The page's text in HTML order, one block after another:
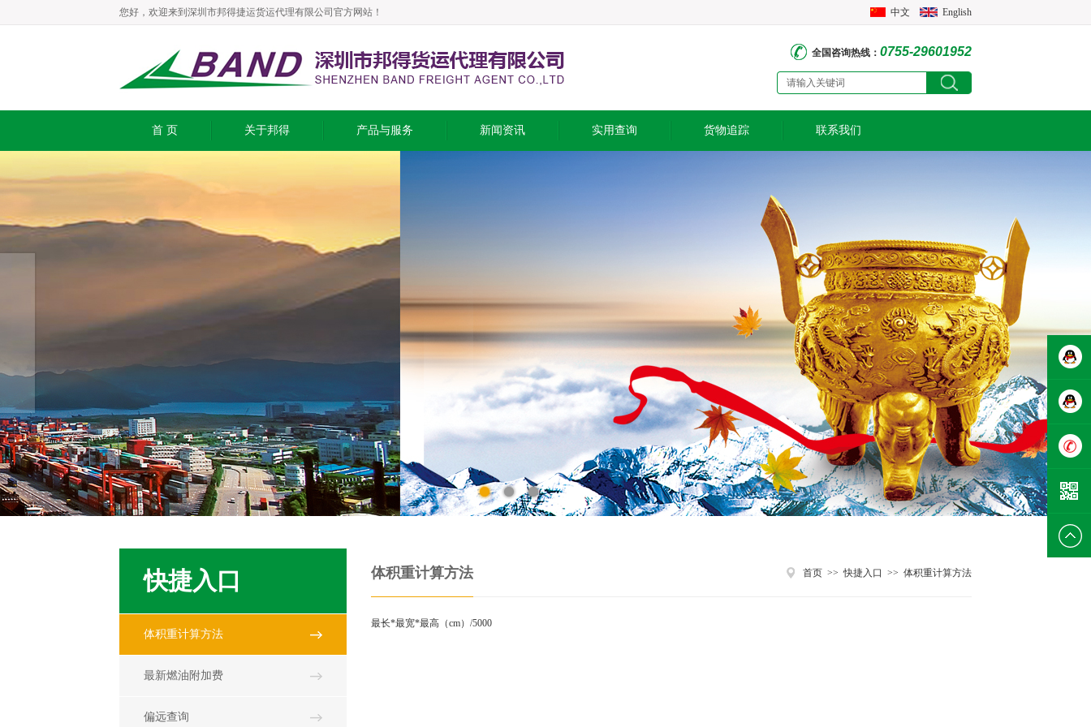
您好，欢迎来到深圳市邦得捷运货运代理有限公司官方网站！ 中文 English
全国咨询热线： 0755-29601952
首 页 关于邦得 产品与服务 新闻资讯 实用查询 货物追踪 联系我们
快捷入口
体积重计算方法
最新燃油附加费
偏远查询
体积重计算方法 首页 >> 快捷入口 >> 体积重计算方法
最长*最宽*最高（cm）/5000
在线咨
在线咨
0755-